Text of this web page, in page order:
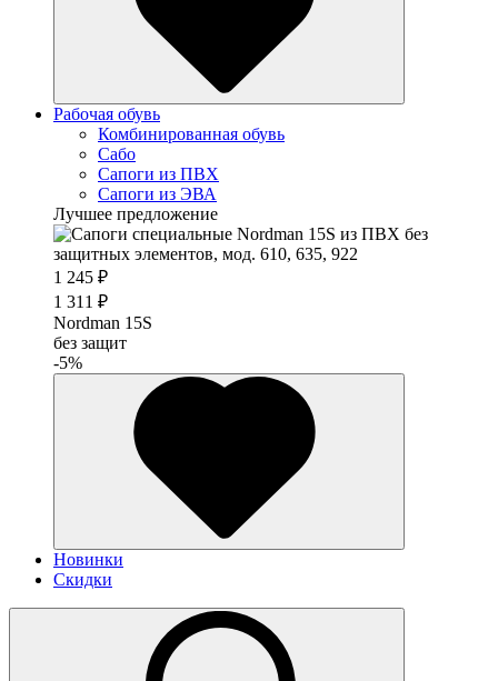
Рабочая обувь
Комбинированная обувь
Сабо
Сапоги из ПВХ
Сапоги из ЭВА
Лучшее предложение
1 245 ₽
1 311 ₽
Nordman 15S
без защит
-5%
Новинки
Скидки